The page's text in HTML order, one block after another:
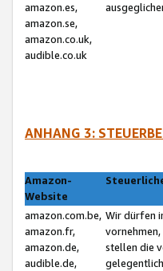
amazon.es,
amazon.se,
amazon.co.uk,
audible.co.uk
ANHANG 3:
Amazon-
Website
amazon.com.be,
amazon.fr,
amazon.de,
audible.de,
Wir dürfen
stellen die